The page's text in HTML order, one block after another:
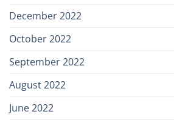
December 2022
October 2022
September 2022
August 2022
June 2022